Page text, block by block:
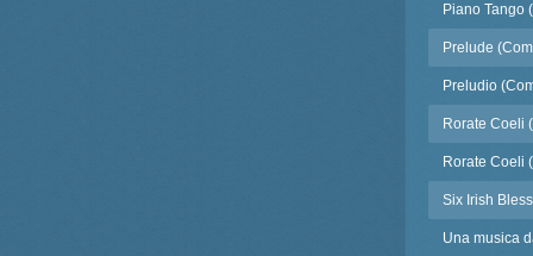
Piano Tango
Prelude
Preludio
Rorate Coeli
Rorate Coeli
Six Irish
Una musica